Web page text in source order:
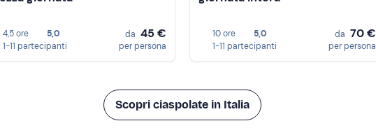
4,5 ore
5,0
1-11 partecipanti
da 45 €
per persona
10 ore
5,0
1-11 partecipanti
da 70 €
per persona
Scopri ciaspolate in Italia